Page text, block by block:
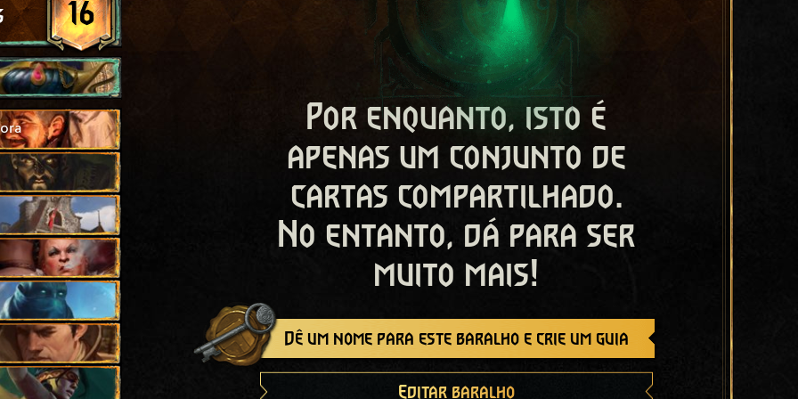
16
Por enquanto, isto é
apenas um conjunto de
cartas compartilhado.
No entanto, dá para ser
muito mais!
Dê um nome para este baralho e crie um guia
Editar baralho